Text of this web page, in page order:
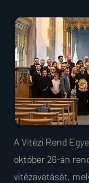
A Vitézi Rend
október 26-án
vitézavatását,